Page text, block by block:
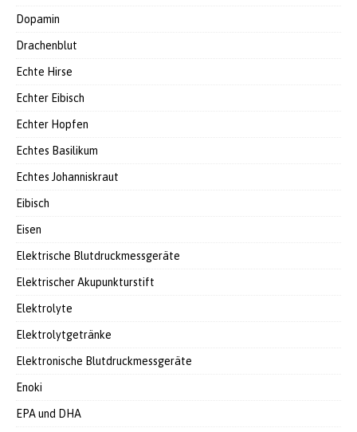
Dopamin
Drachenblut
Echte Hirse
Echter Eibisch
Echter Hopfen
Echtes Basilikum
Echtes Johanniskraut
Eibisch
Eisen
Elektrische Blutdruckmessgeräte
Elektrischer Akupunkturstift
Elektrolyte
Elektrolytgetränke
Elektronische Blutdruckmessgeräte
Enoki
EPA und DHA